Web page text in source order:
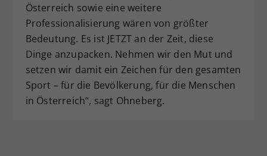
Österreich sowie eine weitere
Professionalisierung wären von größter
Bedeutung. Es ist JETZT an der Zeit, diese
Dinge anzupacken. Nehmen wir den Mut und
setzen wir damit ein Zeichen für den gesamten
Sport – für die Bevölkerung, für die Menschen
in Österreich“, sagt Ohneberg.